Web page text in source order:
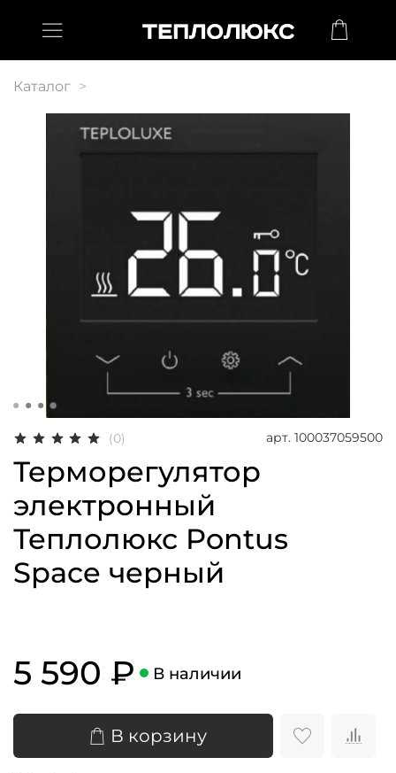
Каталог
(0) арт. 100037059500
Терморегулятор
электронный
Теплолюкс Pontus
Space черный
5 590 ₽ В наличии
В корзину